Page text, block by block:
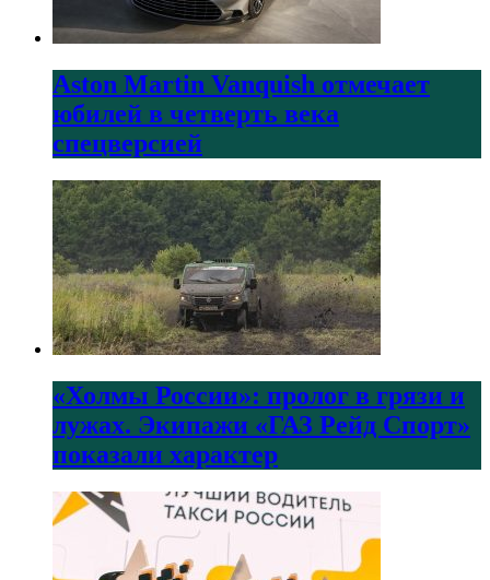
Aston Martin Vanquish отмечает
юбилей в четверть века
спецверсией
«Холмы России»: пролог в грязи и
лужах. Экипажи «ГАЗ Рейд Спорт»
показали характер